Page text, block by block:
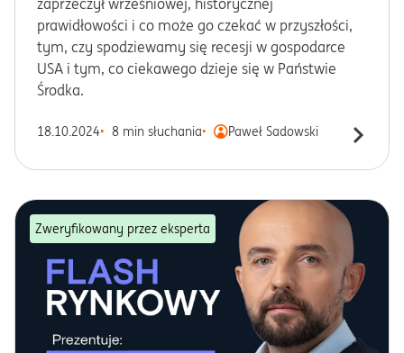
zaprzeczył wrześniowej, historycznej
prawidłowości i co może go czekać w przyszłości,
tym, czy spodziewamy się recesji w gospodarce
USA i tym, co ciekawego dzieje się w Państwie
Środka.
18.10.2024 8 min słuchania Paweł Sadowski
Zweryfikowany przez eksperta